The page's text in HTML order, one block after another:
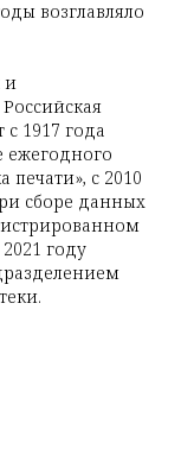
возглавляло
и
1917 года
ежегодного
печати», с 2010
сборе данных
году